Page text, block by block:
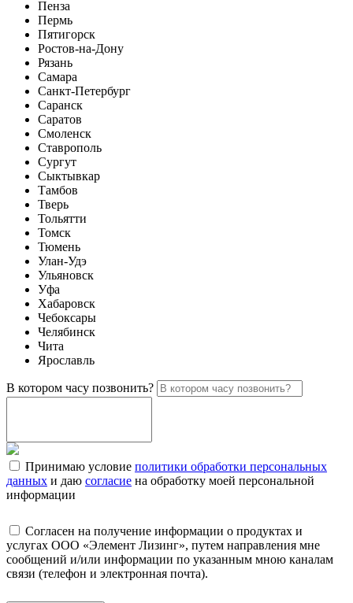
Пенза
Пермь
Пятигорск
Ростов-на-Дону
Рязань
Самара
Санкт-Петербург
Саранск
Саратов
Смоленск
Ставрополь
Сургут
Сыктывкар
Тамбов
Тверь
Тольятти
Томск
Тюмень
Улан-Удэ
Ульяновск
Уфа
Хабаровск
Чебоксары
Челябинск
Чита
Ярославль
В котором часу позвонить?
Принимаю условие политики обработки персональных
данных и даю согласие на обработку моей персональной
информации
Согласен на получение информации о продуктах и
услугах ООО «Элемент Лизинг», путем направления мне
сообщений и/или информации по указанным мною каналам
связи (телефон и электронная почта).